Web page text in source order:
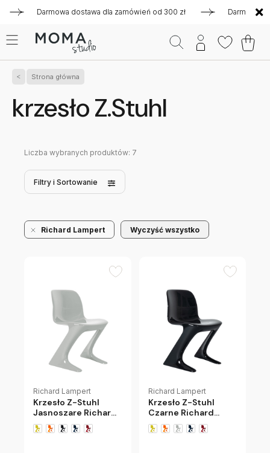
Darmowa dostawa dla zamówień od 300 zł Darmowa
Strona główna
krzesło Z.Stuhl
Liczba wybranych produktów: 7
Filtry i Sortowanie
Richard Lampert Wyczyść wszystko
Richard Lampert
Krzesło Z-Stuhl
Jasnoszare Richard
Lampert
Richard Lampert
Krzesło Z-Stuhl
Czarne Richard
Lampert